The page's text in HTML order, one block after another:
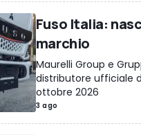
Fuso Italia:
marchio
Maurelli Group e
distributore ufficiale
ottobre 2026
3 ago